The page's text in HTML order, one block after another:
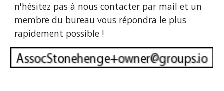
n'hésitez pas à nous contacter par mail et un
membre du bureauvous répondra le plus
rapidement possible !